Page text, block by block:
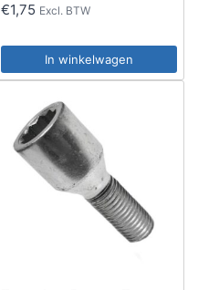
€1,75 Excl. BTW
In winkelwagen